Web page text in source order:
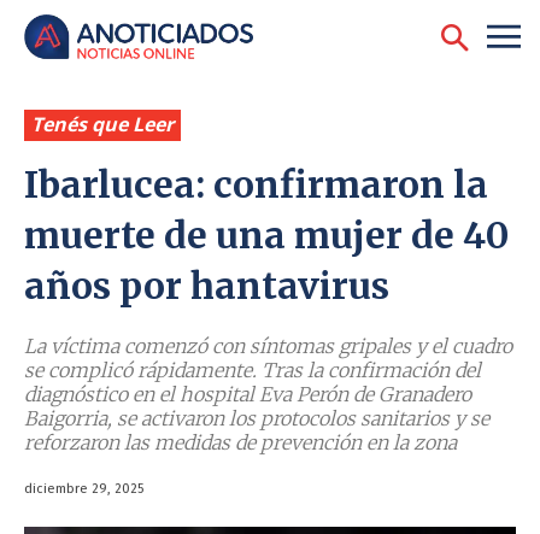
Tenés que Leer
Ibarlucea: confirmaron la
muerte de una mujer de 40
años por hantavirus
La víctima comenzó con síntomas gripales y el cuadro
se complicó rápidamente. Tras la confirmación del
diagnóstico en el hospital Eva Perón de Granadero
Baigorria, se activaron los protocolos sanitarios y se
reforzaron las medidas de prevención en la zona
diciembre 29, 2025